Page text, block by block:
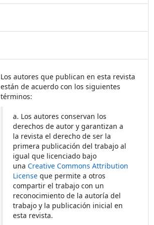
Los autores que publican en esta revista
están de acuerdo con los siguientes
términos:
a. Los autores conservan los
derechos de autor y garantizan a
la revista el derecho de ser la
primera publicación del trabajo al
igual que licenciado bajo
unaCreative Commons Attribution
License que permite a otros
compartir el trabajo con un
reconocimiento de la autoría del
trabajo y la publicación inicial en
esta revista.